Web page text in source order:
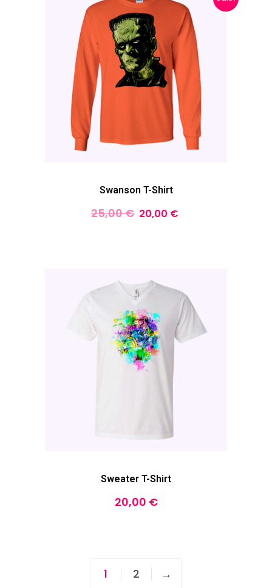
Swanson T-Shirt
25,00€ 20,00 €
Sweater T-Shirt
20,00 €
1 2 →